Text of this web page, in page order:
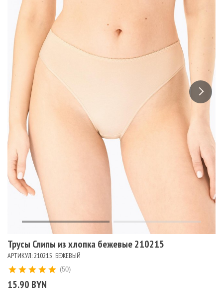
Трусы Слипы из хлопка бежевые 210215
АРТИКУЛ: 210215 , БЕЖЕВЫЙ
15.90 BYN
(50)